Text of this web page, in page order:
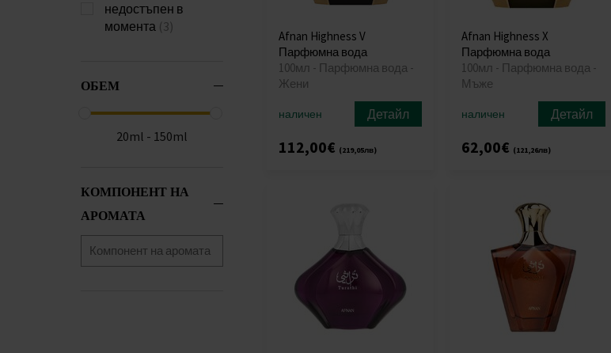
недостъпен в
момента (3)
ОБЕМ
20ml - 150ml
КОМПОНЕНТ НА
АРОМАТА
Afnan Highness V
Парфюмна вода
100мл - Парфюмна вода -
Жени
наличен Детайл
112,00€ (219,05лв)
Afnan Highness X
Парфюмна вода
100мл - Парфюмна вода -
Мъже
наличен Детайл
62,00€ (121,26лв)